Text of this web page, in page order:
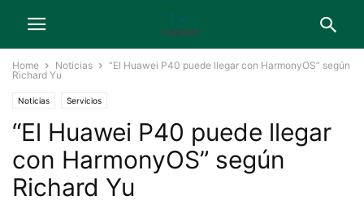
Home Noticias
“El Huawei P40 puede llegar con HarmonyOS” según
Richard Yu
Noticias Servicios
“El Huawei P40 puede llegar
con HarmonyOS” según
Richard Yu